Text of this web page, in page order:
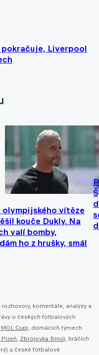
Liverpool
olympijského vítěze
kouče Dukly. Na
valí bomby,
ho z hrušky, smál
rozhovory, komentáře, analýzy a
o českých fotbalových
MOL Cup), domácích týmech
, Zbrojovka Brno), hráčích
a české fotbalové